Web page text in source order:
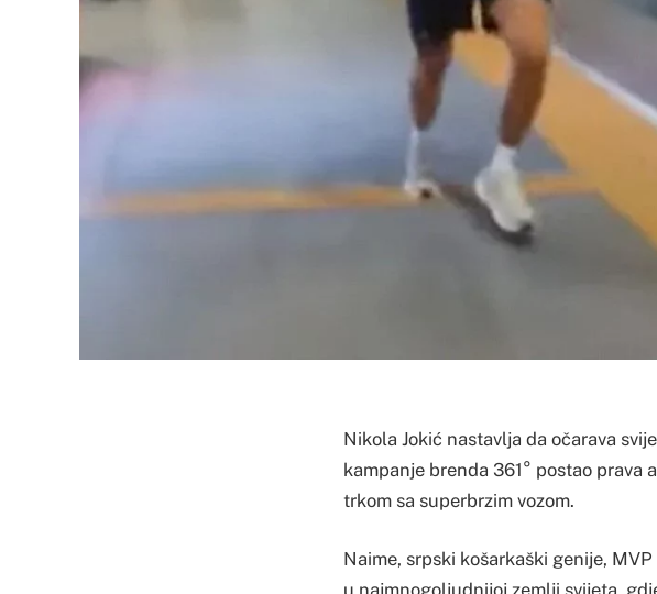
​Nikola Jokić nastavlja da očarava
kampanje brenda 361° postao prava
trkom sa superbrzim vozom.
Naime, srpski košarkaški genije,